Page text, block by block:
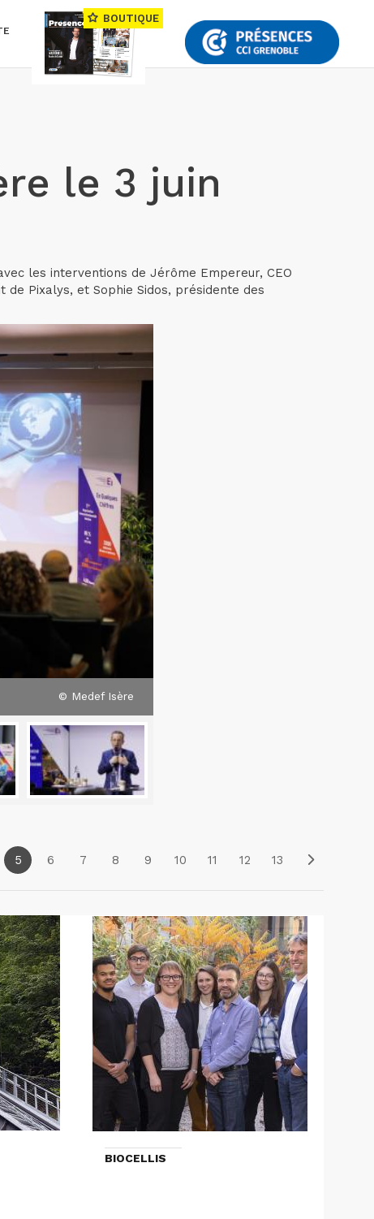
BOUTIQUE
le 3 juin
les interventions de Jérôme Empereur, CEO
Pixalys, et Sophie Sidos, présidente des
© Medef Isère
5 6 7 8 9 10 11 12 13
BIOCELLIS